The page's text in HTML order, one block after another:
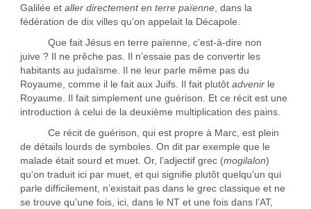
Galilée et aller directement en terre païenne, dans la
fédération de dix villes qu’on appelait la Décapole.
Que fait Jésus en terre païenne, c’est-à-dire non
juive ? Il ne prêche pas. Il n’essaie pas de convertir les
habitants au judaïsme. Il ne leur parle même pas du
Royaume, comme il le fait aux Juifs. Il fait plutôt advenirle
Royaume. Il fait simplement une guérison. Et ce récit est une
introduction à celui de la deuxième multiplication des pains.
Ce récit de guérison, qui est propre à Marc, est plein
de détails lourds de symboles. On dit par exemple que le
malade était sourd et muet. Or, l’adjectif grec (mogilalon)
qu’on traduit ici par muet, et qui signifie plutôt quelqu’un qui
parle difficilement, n’existait pas dans le grec classique et ne
se trouve qu’une fois, ici, dans le NT et une fois dans l’AT,